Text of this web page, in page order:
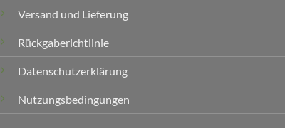
Versand und Lieferung
Rückgaberichtlinie
Datenschutzerklärung
Nutzungsbedingungen